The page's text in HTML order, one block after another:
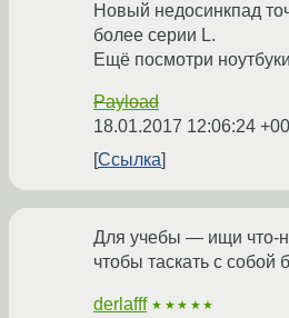
Новый недосинкпад
более серии L.
Ещё посмотри
Payload
18.01.2017 12:06:24
Ссылка
Для учебы — ищи что-
чтобы таскать с собой
derlafff ★★★★★